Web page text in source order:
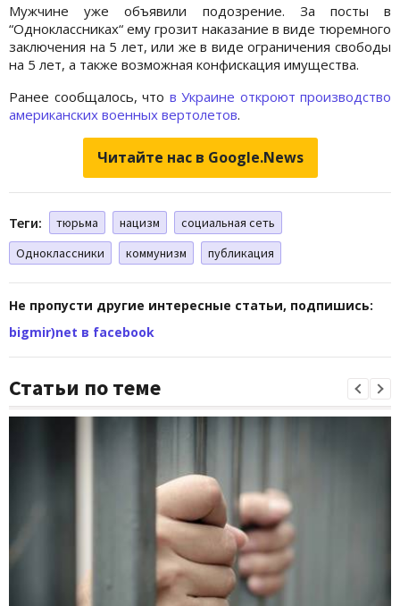
Мужчине уже объявили подозрение. За посты в
“Одноклассниках“ ему грозит наказание в виде тюремного
заключения на 5 лет, или же в виде ограничения свободы
на 5 лет, а также возможная конфискация имущества.
Ранее сообщалось, что в Украине откроют производство
американских военных вертолетов.
Читайте нас в Google.News
Теги: тюрьма нацизм
социальная сеть
Одноклассники
коммунизм публикация
Не пропусти другие интересные статьи, подпишись:
bigmir)net в facebook
Статьи по теме